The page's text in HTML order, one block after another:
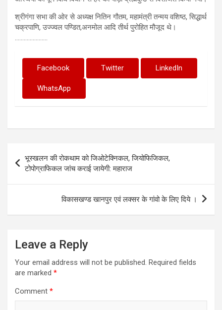
श्रीगंगा सभा की ओर से अध्यक्ष नितिन गौतम, महामंत्री तन्मय वशिष्ठ, सिद्धार्थ
चक्रपाणि, उज्ज्वल पण्डित,अनमोल आदि तीर्थ पुरोहित मौजूद थे।
………………….
Facebook Twitter LinkedIn
WhatsApp
navigation
भूस्खलन की रोकथाम को जिओटेक्निकल, जियोफिजिकल,
टोपोग्राफिकल जांच कराई जायेगी: महाराज
विकासखण्ड खानपुर एवं लक्सर के गांवो के लिए दिये ।
Leave a Reply
Your email address will not be published. Required fields
are marked *
Comment *